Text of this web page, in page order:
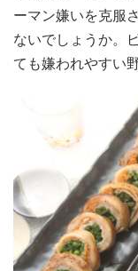
ーマン嫌いを克服
ないでしょうか。
ても嫌われやすい